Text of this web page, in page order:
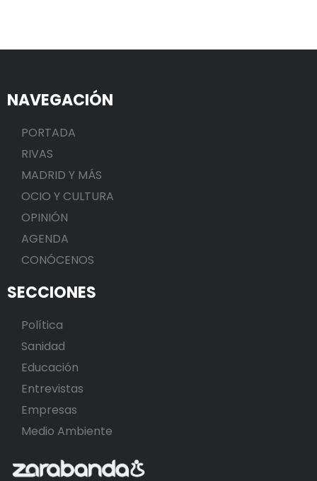
NAVEGACIÓN
PORTADA
RIVAS
MADRID Y MÁS
OCIO Y CULTURA
OPINIÓN
AGENDA
CONÓCENOS
SECCIONES
Política
Sanidad
Educación
Entrevistas
Empresas
Medio Ambiente